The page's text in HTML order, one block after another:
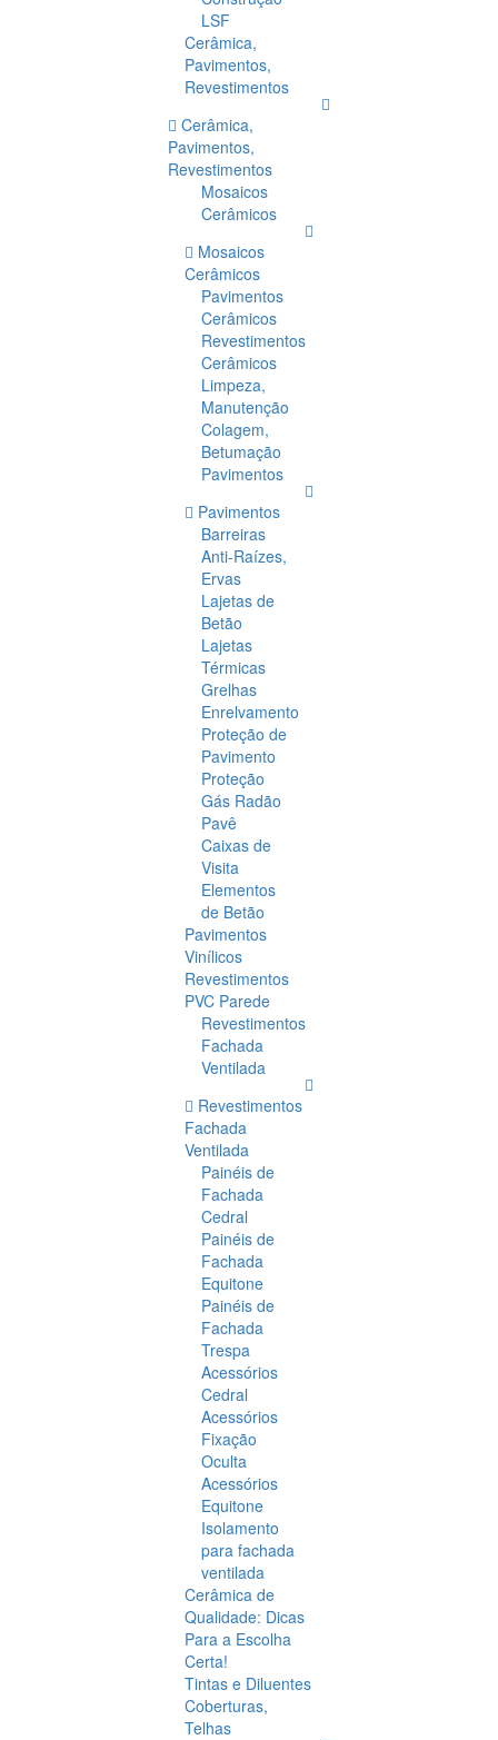
LSF
Cerâmica,
Pavimentos,
Revestimentos
Cerâmica,
Pavimentos,
Revestimentos
Mosaicos
Cerâmicos
Mosaicos
Cerâmicos
Pavimentos
Cerâmicos
Revestimentos
Cerâmicos
Limpeza,
Manutenção
Colagem,
Betumação
Pavimentos
Pavimentos
Barreiras
Anti-Raízes,
Ervas
Lajetas de
Betão
Lajetas
Térmicas
Grelhas
Enrelvamento
Proteção de
Pavimento
Proteção
Gás Radão
Pavê
Caixas de
Visita
Elementos
de Betão
Pavimentos
Vinílicos
Revestimentos
PVC Parede
Revestimentos
Fachada
Ventilada
Revestimentos
Fachada
Ventilada
Painéis de
Fachada
Cedral
Painéis de
Fachada
Equitone
Painéis de
Fachada
Trespa
Acessórios
Cedral
Acessórios
Fixação
Oculta
Acessórios
Equitone
Isolamento
para fachada
ventilada
Cerâmica de
Qualidade: Dicas
Para a Escolha
Certa!
Tintas e Diluentes
Coberturas,
Telhas